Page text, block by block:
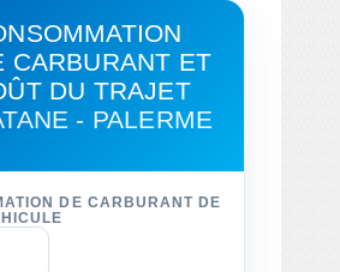
CARBURANT ET
DU TRAJET
- PALERME
DE CARBURANT DE